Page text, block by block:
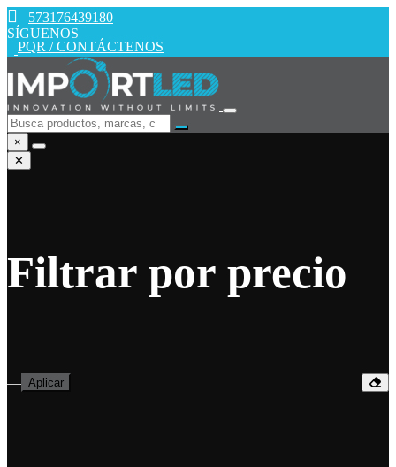
573176439180
SÍGUENOS
PQR / CONTÁCTENOS
×
✕
Filtrar por precio
— Aplicar